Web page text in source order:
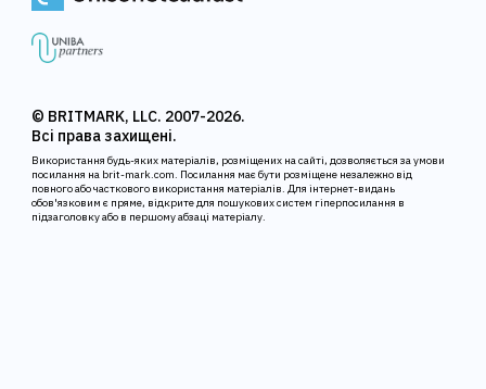
© BRITMARK, LLC. 2007-2026.
Всі права захищені.
Використання будь-яких матеріалів, розміщених на сайті, дозволяється за умови
посилання на brit-mark.com. Посилання має бути розміщене незалежно від
повного або часткового використання матеріалів. Для інтернет-видань
обов'язковим є пряме, відкрите для пошукових систем гіперпосилання в
підзаголовку або в першому абзаці матеріалу.